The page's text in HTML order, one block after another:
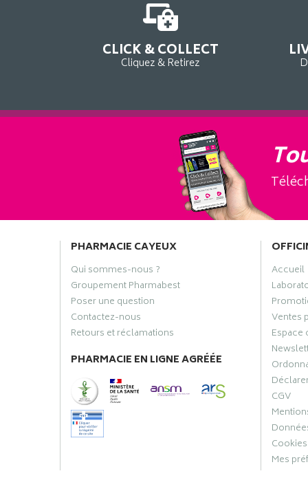
CLICK & COLLECT
Cliquez & Retirez
PHARMACIE CAYEUX
Qui sommes-nous ?
Groupement Pharmabest
Poser une question
Contactez-nous
Retours et réclamations
PHARMACIE EN LIGNE AGRÉÉE
Accueil
Ventes
Espace
CGV
Cookies
Mes